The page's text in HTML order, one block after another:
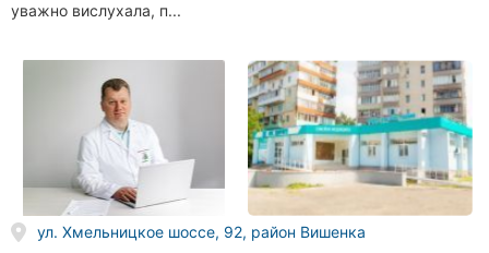
уважно вислухала, п...
ул. Хмельницкое шоссе, 92, район Вишенка